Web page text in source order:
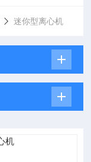
迷你型离心机